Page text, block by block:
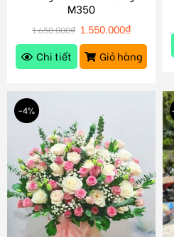
M350
1.650.000₫ 1.550.000₫
Chi tiết
Giỏ hàng
-4%